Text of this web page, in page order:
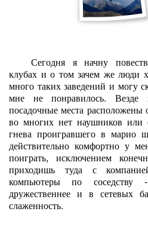
Сегодня я начну
клубах и о том зачем же люди
много таких заведений и могу
мне не понравилось. Везде
посадочные места расположены
во многих нет наушников или
гнева проигравшего в марио
действительно комфортно у
поиграть, исключением
приходишь туда с
компьютеры по соседству
дружественнее и в сетевых
слаженность.